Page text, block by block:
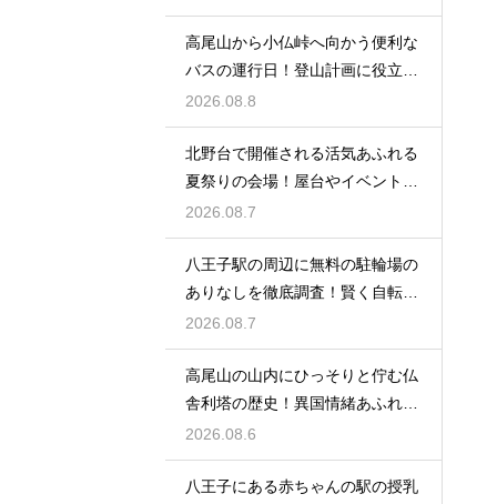
高尾山から小仏峠へ向かう便利な
バスの運行日！登山計画に役立つ
時刻表
2026.08.8
北野台で開催される活気あふれる
夏祭りの会場！屋台やイベントを
大満喫
2026.08.7
八王子駅の周辺に無料の駐輪場の
ありなしを徹底調査！賢く自転車
を止める
2026.08.7
高尾山の山内にひっそりと佇む仏
舎利塔の歴史！異国情緒あふれる
建造物
2026.08.6
八王子にある赤ちゃんの駅の授乳